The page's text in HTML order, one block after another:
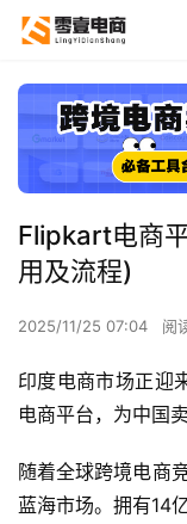
Flipkart电商
用及流程)
2025/11/25 07:04 阅
印度电商市场正迎
电商平台，为中国
随着全球跨境电商
蓝海市场。拥有14